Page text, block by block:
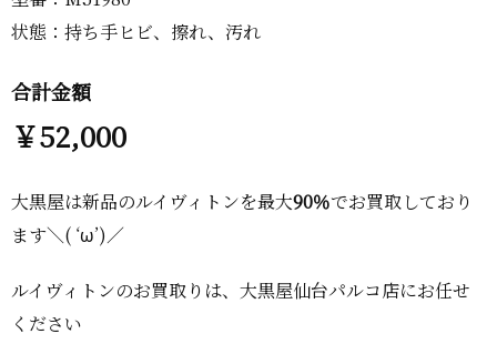
状態：持ち手ヒビ、擦れ、汚れ
合計金額
￥52,000
大黒屋は新品のルイヴィトンを最大90％でお買取しており
ます＼( ‘ω’)／
ルイヴィトンのお買取りは、大黒屋仙台パルコ店にお任せ
ください